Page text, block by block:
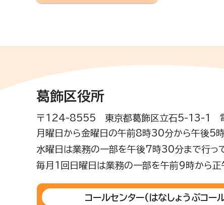
葛飾区役所
〒124-8555 東京都葛飾区立石5-13-1
月曜日から金曜日の午前8時30分から午後5
水曜日は業務の一部を午後7時30分まで行って
毎月1回日曜日は業務の一部を午前9時から正
コールセンター(はなしょうぶコー